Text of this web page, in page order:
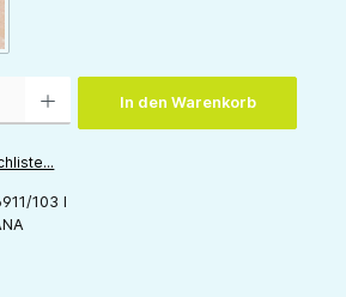
Option ist zurzeit nicht verfügbar.)
In den Warenkorb
103 I